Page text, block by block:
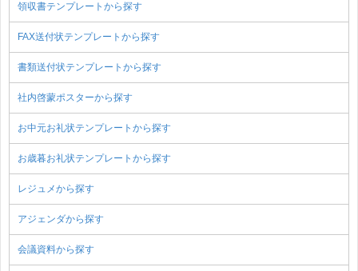
領収書テンプレートから探す
FAX送付状テンプレートから探す
書類送付状テンプレートから探す
社内啓蒙ポスターから探す
お中元お礼状テンプレートから探す
お歳暮お礼状テンプレートから探す
レジュメから探す
アジェンダから探す
会議資料から探す